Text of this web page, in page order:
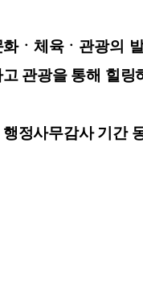
ㆍ체육ㆍ관광의
관광을 통해 힐
정사무감사 기간